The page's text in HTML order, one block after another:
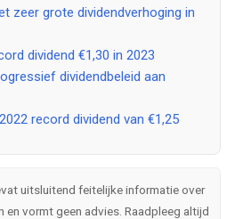
zeer grote dividendverhoging in
dividend €1,30 in 2023
dividendbeleid aan
record dividend van €1,25
uitsluitend feitelijke informatie over
en vormt geen advies. Raadpleeg altijd